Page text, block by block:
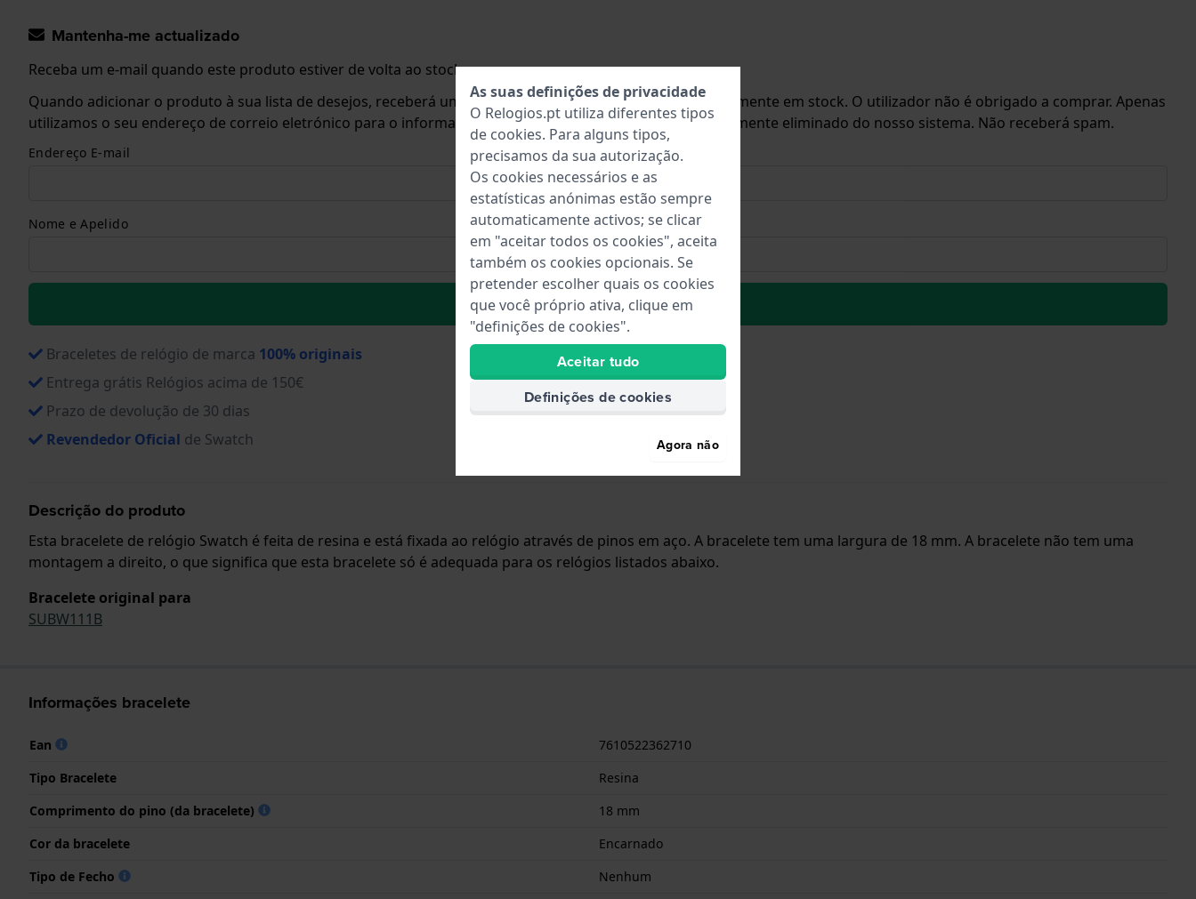
Mantenha-me actualizado
Receba um e-mail quando este produto estiver de volta ao stock.
Quando adicionar o produto à sua lista de desejos, receberá um e-mail assim que o produto estiver novamente em stock. O utilizador não é obrigado a comprar. Apenas
utilizamos o seu endereço de correio eletrónico para o informar sobre novas existências. Este é imediatamente eliminado do nosso sistema. Não receberá spam.
Endereço E-mail
Nome e Apelido
para Lista de Desejos
Braceletes de relógio de marca 100% originais
Entrega grátis Relógios acima de 150€
Prazo de devolução de 30 dias
Revendedor Oficial de Swatch
Descrição do produto
Esta bracelete de relógio Swatch é feita de resina e está fixada ao relógio através de pinos em aço. A bracelete tem uma largura de 18 mm. A bracelete não tem uma
montagem a direito, o que significa que esta bracelete só é adequada para os relógios listados abaixo.
Bracelete original para
SUBW111B
Informações bracelete
Ean
7610522362710
Tipo Bracelete
Resina
Comprimento do pino (da bracelete)
18 mm
Cor da bracelete
Encarnado
Tipo de Fecho
Nenhum
As suas definições de privacidade
O Relogios.pt utiliza diferentes tipos
de cookies. Para alguns tipos,
precisamos da sua autorização.
Os cookies necessários e as
estatísticas anónimas estão sempre
automaticamente activos; se clicar
em "aceitar todos os cookies", aceita
também os cookies opcionais. Se
pretender escolher quais os cookies
que você próprio ativa, clique em
"definições de cookies".
Aceitar tudo
Definições de cookies
Agora não